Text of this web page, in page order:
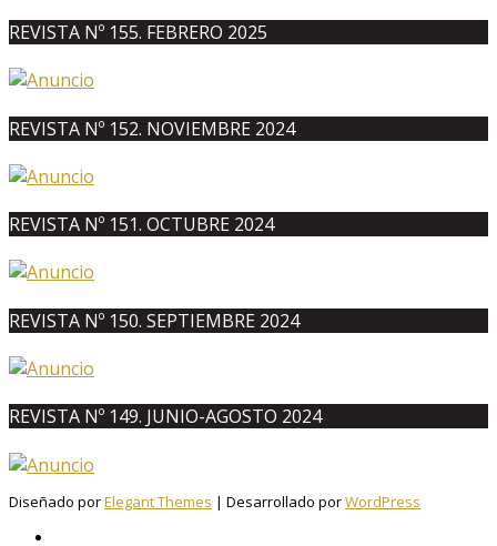
REVISTA Nº 155. FEBRERO 2025
REVISTA Nº 152. NOVIEMBRE 2024
REVISTA Nº 151. OCTUBRE 2024
REVISTA Nº 150. SEPTIEMBRE 2024
REVISTA Nº 149. JUNIO-AGOSTO 2024
Diseñado porElegant Themes | Desarrollado porWordPress